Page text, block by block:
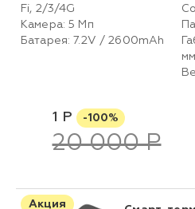
Fi, 2/3/4G
Камера: 5 Мп
Батарея: 7.2V / 2600mAh
мм
1 Р -100%
20 000 Р
Акция